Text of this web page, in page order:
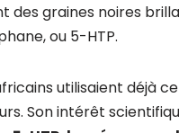
des graines noires
ou 5-HTP.
utilisaient déjà
Son intérêt